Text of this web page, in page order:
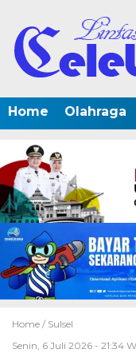
Home Olahraga
Home / Sulsel
Senin, 6 Juli 2026 - 21:34